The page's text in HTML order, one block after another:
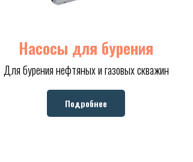
Насосы для бурения
Для бурения нефтяных и газовых скважин
Подробнее